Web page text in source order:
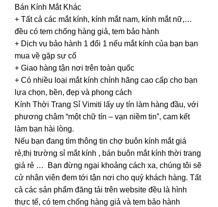
Bán Kính Mắt Khác
+ Tất cả các mắt kính, kính mắt nam, kính mắt nữ,…
đều có tem chống hàng giả, tem bảo hành
+ Dịch vụ bảo hành 1 đổi 1 nếu mắt kính của bạn bạn
mua về gặp sự cố
+ Giao hàng tận nơi trên toàn quốc
+ Có nhiều loại mắt kính chính hãng cao cấp cho bạn
lựa chọn, bền, đẹp và phong cách
Kính Thời Trang Sỉ Vimiti lấy uy tín làm hàng đầu, với
phương châm “một chữ tín – vạn niềm tin”, cam kết
làm bạn hài lòng.
Nếu bạn đang tìm thông tin chợ buôn kính mắt giá
rẻ,thị trường sỉ mắt kính , bán buôn mắt kính thời trang
giá rẻ … Bạn đừng ngại khoảng cách xa, chúng tôi sẽ
cử nhân viên đem tới tận nơi cho quý khách hàng. Tất
cả các sản phẩm đăng tải trên website đều là hình
thực tế, có tem chống hàng giả và tem bảo hành